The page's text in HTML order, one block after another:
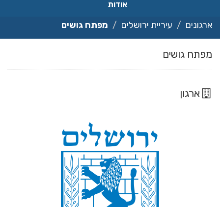
אודות
ארגונים עיריית ירושלים מפתח גושים
מפתח גושים
ארגון